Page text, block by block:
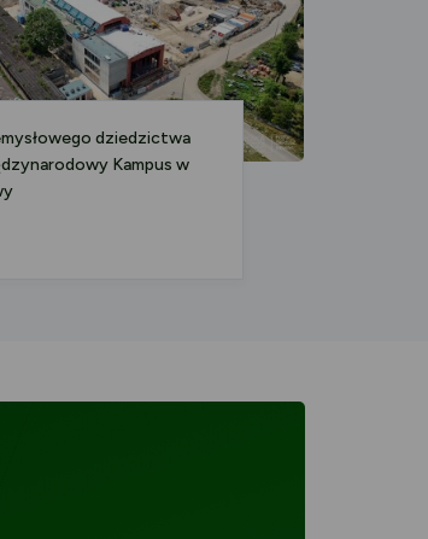
dziedzictwa
Kampus w